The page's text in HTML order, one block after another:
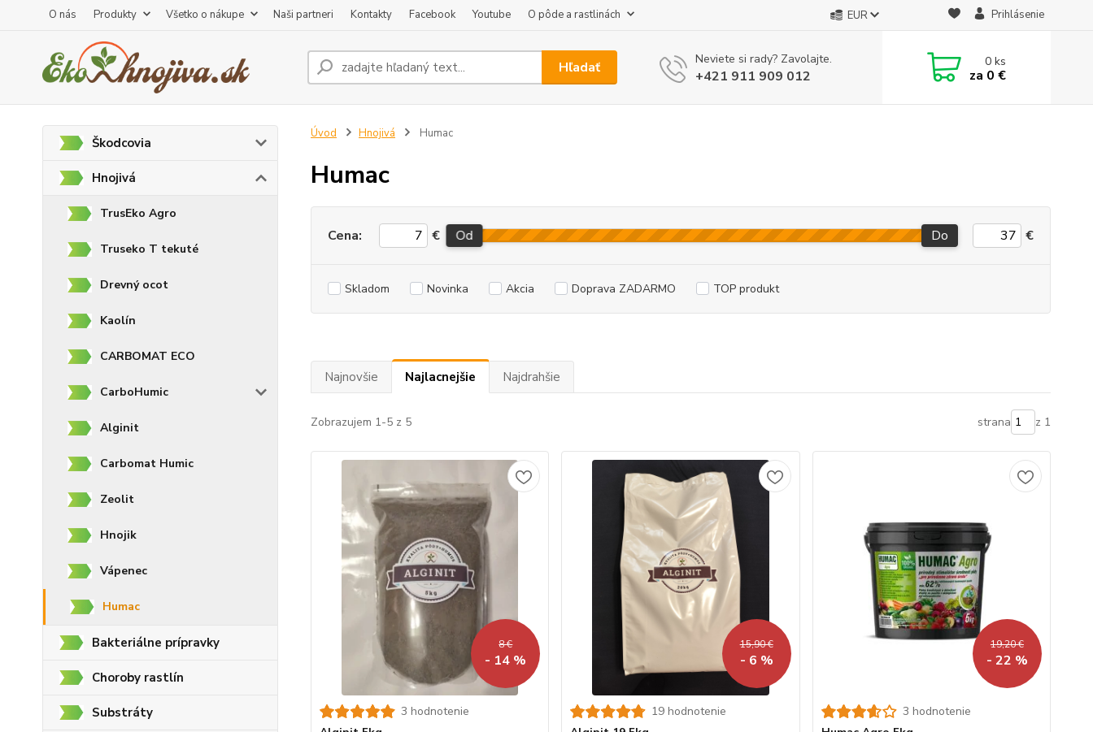
O nás Produkty Všetko o nákupe Naši partneri Kontakty Facebook Youtube O pôde a rastlinách EUR Prihlásenie
Hľadať Neviete si rady? Zavolajte.
+421 911 909 012
0ks
za 0 €
Škodcovia
Hnojivá
TrusEko Agro
Truseko T tekuté
Drevný ocot
Kaolín
CARBOMAT ECO
CarboHumic
Alginit
Carbomat Humic
Zeolit
Hnojik
Vápenec
Humac
Bakteriálne prípravky
Choroby rastlín
Substráty
Úvod Hnojivá Humac
Humac
Cena: € Od Do €
Skladom Novinka Akcia Doprava ZADARMO TOP produkt
Najnovšie Najlacnejšie Najdrahšie
Zobrazujem 1-5 z 5 strana z 1
8 €
- 14 %
3 hodnotenie
15,90 €
- 6 %
19 hodnotenie
19,20 €
- 22 %
3 hodnotenie